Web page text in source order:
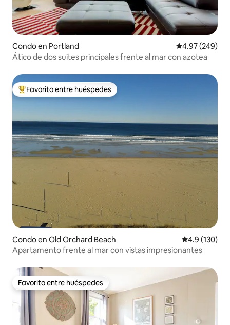
Condo en Portland Calificación
4.97 (249)
Ático de dos suites principales frente al mar con azotea
Favorito entre huéspedes preferido
Favorito entre huéspedes
Condo en Old Orchard Beach Calificación
4.9 (130)
Apartamento frente al mar con vistas impresionantes
Favorito entre huéspedes
Favorito entre huéspedes